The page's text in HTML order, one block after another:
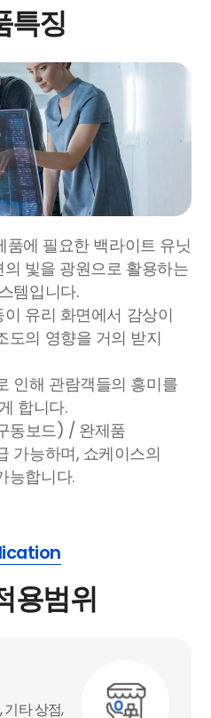
특징
품에 필요한 백라이트 유닛
빛을 광원으로 활용하는
템입니다.
유리 화면에서 감상이
도의 영향을 거의 받지
인해 관람객들의 흥미를
합니다.
동보드) / 완제품
가능하며, 쇼케이스의
능합니다.
용범위
기타 상점,